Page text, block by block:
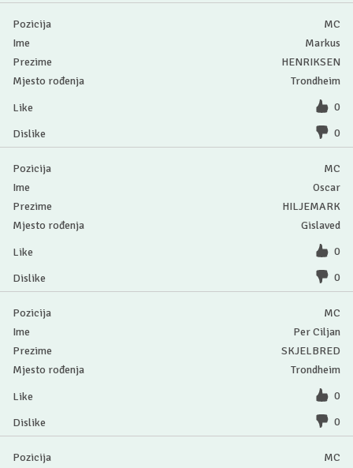
MC
Markus
HENRIKSEN
Trondheim
0
0
MC
Oscar
HILJEMARK
Gislaved
0
0
MC
Per Ciljan
SKJELBRED
Trondheim
0
0
MC